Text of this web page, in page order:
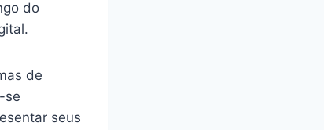
do
de
se
seus